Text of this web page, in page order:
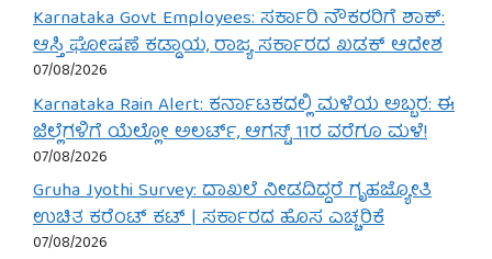
Karnataka Govt Employees: ಸರ್ಕಾರಿ ನೌಕರರಿಗೆ ಶಾಕ್:
ಆಸ್ತಿ ಘೋಷಣೆ ಕಡ್ಡಾಯ, ರಾಜ್ಯ ಸರ್ಕಾರದ ಖಡಕ್ ಆದೇಶ
07/08/2026
Karnataka Rain Alert: ಕರ್ನಾಟಕದಲ್ಲಿ ಮಳೆಯ ಅಬ್ಬರ: ಈ
ಜಿಲ್ಲೆಗಳಿಗೆ ಯೆಲ್ಲೋ ಅಲರ್ಟ್, ಆಗಸ್ಟ್ 11ರ ವರೆಗೂ ಮಳೆ!
07/08/2026
Gruha Jyothi Survey: ದಾಖಲೆ ನೀಡದಿದ್ದರೆ ಗೃಹಜ್ಯೋತಿ
ಉಚಿತ ಕರೆಂಟ್ ಕಟ್ | ಸರ್ಕಾರದ ಹೊಸ ಎಚ್ಚರಿಕೆ
07/08/2026